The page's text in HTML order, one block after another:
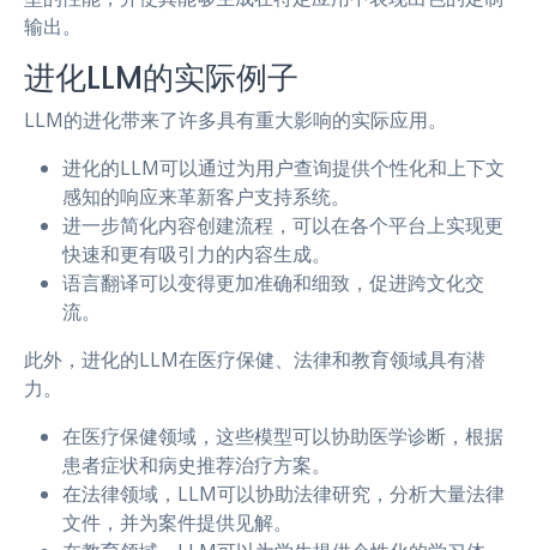
输出。
进化LLM的实际例子
LLM的进化带来了许多具有重大影响的实际应用。
进化的LLM可以通过为用户查询提供个性化和上下文
感知的响应来革新客户支持系统。
进一步简化内容创建流程，可以在各个平台上实现更
快速和更有吸引力的内容生成。
语言翻译可以变得更加准确和细致，促进跨文化交
流。
此外，进化的LLM在医疗保健、法律和教育领域具有潜
力。
在医疗保健领域，这些模型可以协助医学诊断，根据
患者症状和病史推荐治疗方案。
在法律领域，LLM可以协助法律研究，分析大量法律
文件，并为案件提供见解。